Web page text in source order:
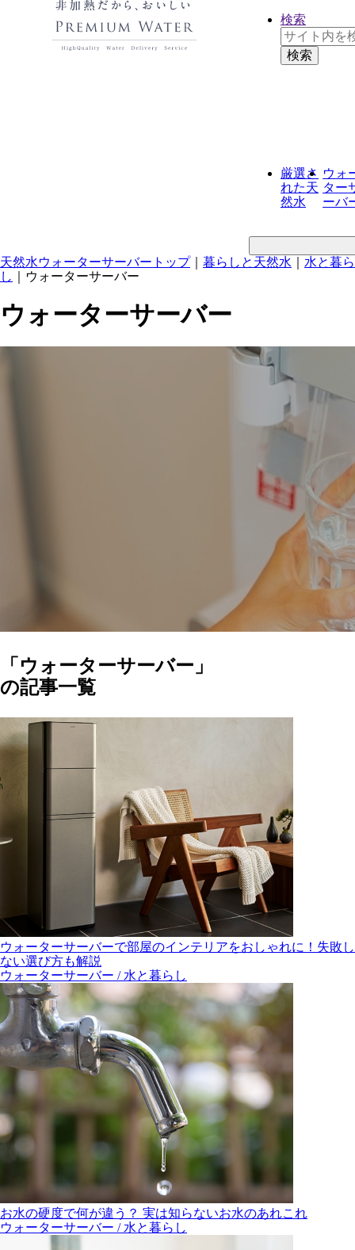
厳選さ
れた天
然水
ウォ
ター
ーバ
検索
天然水ウォーターサーバートップ｜ 暮らしと天然水
水と暮ら
し
ウォーターサーバー
ウォーターサーバー
「ウォーターサーバー」
の記事一覧
ウォーターサーバーで部屋のインテリアをおしゃれに！失敗し
ない選び方も解説
ウォーターサーバー / 水と暮らし
お水の硬度で何が違う？ 実は知らないお水のあれこれ
ウォーターサーバー / 水と暮らし